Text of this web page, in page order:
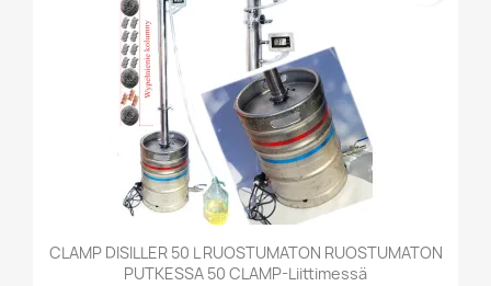
CLAMP DISILLER 50 L RUOSTUMATON RUOSTUMATON
PUTKESSA 50 CLAMP-Liittimessä